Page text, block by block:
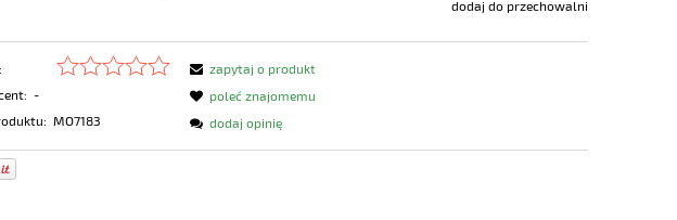
dodaj do przechowalni
-
MO7183
zapytaj o produkt
poleć znajomemu
dodaj opinię